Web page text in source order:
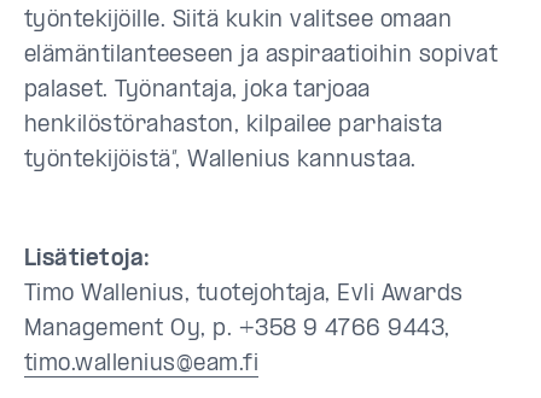
työntekijöille. Siitä kukin valitsee omaan
elämäntilanteeseen ja aspiraatioihin sopivat
palaset. Työnantaja, joka tarjoaa
henkilöstörahaston, kilpailee parhaista
työntekijöistä”, Wallenius kannustaa.
Lisätietoja:
Timo Wallenius, tuotejohtaja, Evli Awards
Management Oy, p. +358 9 4766 9443,
timo.wallenius@eam.fi